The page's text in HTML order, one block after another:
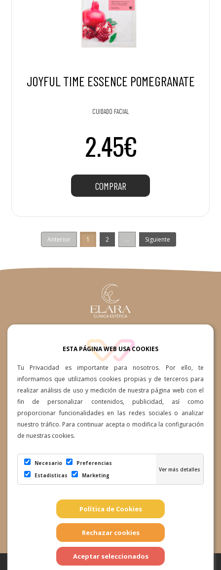
ESTA PÁGINA WEB USA COOKIES
Tu Privacidad es importante para nosotros. Por ello, te
informamos que utilizamos cookies propias y de terceros para
realizar análisis de uso y medición de nuestra página web con el
fin de personalizar contenidos, publicidad, así como
proporcionar funcionalidades en las redes sociales o analizar
nuestro tráfico. Para continuar acepta o modifica la configuración
de nuestras cookies.
Necesario
Preferencias
Estadisticas
Marketing
Política de Cookies
JOYFUL TIME ESSENCE POMEGRANATE
CUIDADO FACIAL
2.45€
COMPRAR
Anterior 1 2 ... Siguiente
660361015 / 660361015
Av. Ansite, 57-59, 35118 Cruce
de Arinaga, Las Palmas
info@clinicaesteticaelara.com
Lunes a Jueves: 10:00h a
19:00h Viernes 10:00h a 14:00h
Política de Privacidad|Política de Cancelación
|Devoluciones|Política de Cookies
Cookies|Aviso Legal